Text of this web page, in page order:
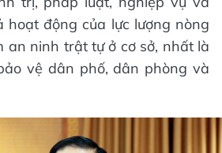
hoạt động của lực lượng nòng
an ninh trật tự ở cơ sở, nhất là
vệ dân phố, dân phòng và